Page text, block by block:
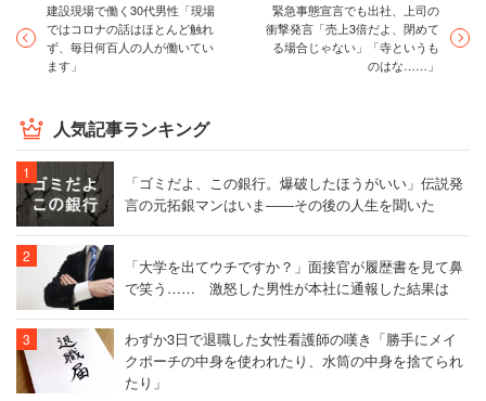
建設現場で働く30代男性「現場
ではコロナの話はほとんど触れ
ず、毎日何百人の人が働いてい
ます」
緊急事態宣言でも出社、上司の
衝撃発言「売上3倍だよ、閉めて
る場合じゃない」「寺というも
のはな……」
人気記事ランキング
「ゴミだよ、この銀行。爆破したほうがいい」伝説発
言の元拓銀マンはいま――その後の人生を聞いた
「大学を出てウチですか？」面接官が履歴書を見て鼻
で笑う…… 激怒した男性が本社に通報した結果は
わずか3日で退職した女性看護師の嘆き「勝手にメイ
クポーチの中身を使われたり、水筒の中身を捨てられ
たり」